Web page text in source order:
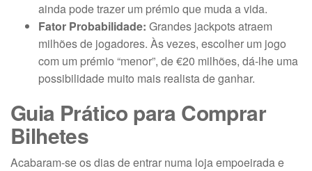
ainda pode trazer um prémio que muda a vida.
Fator Probabilidade: Grandes jackpots atraem
milhões de jogadores. Às vezes, escolher um jogo
com um prémio “menor”, de €20 milhões, dá-lhe uma
possibilidade muito mais realista de ganhar.
Guia Prático para Comprar
Bilhetes
Acabaram-se os dias de entrar numa loja empoeirada e